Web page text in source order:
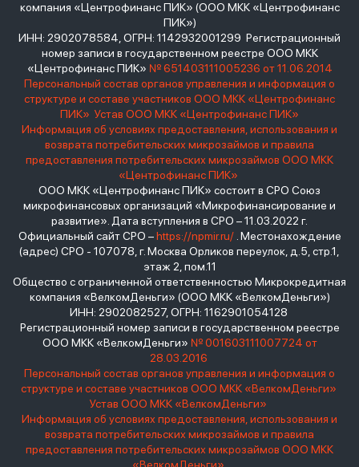
компания «Центрофинанс ПИК» (ООО МКК «Центрофинанс
ПИК»)
ИНН: 2902078584, ОГРН: 1142932001299 Регистрационный
номер записи в государственном реестре ООО МКК
«Центрофинанс ПИК» № 651403111005236 от 11.06.2014
Персональный состав органов управления и информация о
структуре и составе участников ООО МКК «Центрофинанс
ПИК» Устав ООО МКК «Центрофинанс ПИК»
Информация об условиях предоставления, использования и
возврата потребительских микрозаймов и правила
предоставления потребительских микрозаймов ООО МКК
«Центрофинанс ПИК»
ООО МКК «Центрофинанс ПИК» состоит в СРО Союз
микрофинансовых организаций «Микрофинансирование и
развитие». Дата вступления в СРО – 11.03.2022 г.
Официальный сайт СРО –https://npmir.ru/. Местонахождение
(адрес) СРО - 107078, г. Москва Орликов переулок, д.5, стр.1,
этаж 2, пом.11
Общество с ограниченной ответственностью Микрокредитная
компания «ВелкомДеньги» (ООО МКК «ВелкомДеньги»)
ИНН: 2902082527, ОГРН: 1162901054128
Регистрационный номер записи в государственном реестре
ООО МКК «ВелкомДеньги» № 001603111007724 от
28.03.2016
Персональный состав органов управления и информация о
структуре и составе участников ООО МКК «ВелкомДеньги»
Устав ООО МКК «ВелкомДеньги»
Информация об условиях предоставления, использования и
возврата потребительских микрозаймов и правила
предоставления потребительских микрозаймов ООО МКК